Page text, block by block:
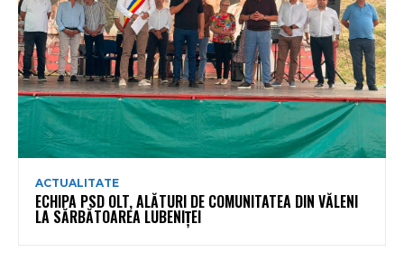
ACTUALITATE
ECHIPA PSD OLT, ALĂTURI DE COMUNITATEA DIN VĂLENI
LA SĂRBĂTOAREA LUBENIȚEI